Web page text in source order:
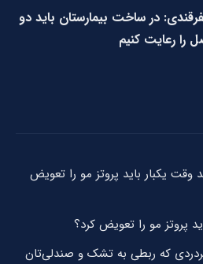
در ساخت بیمارستان باید دو
را رعایت کنیم
وقت یکبار باید پروتز مو را تعویض
پروتز مو را تعویض کرد؟
که ربطی به تشک و صندلی‌تان